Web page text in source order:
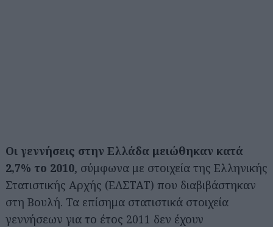
Οι γεννήσεις στην Ελλάδα μειώθηκαν κατά
2,7% το 2010, σύμφωνα με στοιχεία της Ελληνικής
Στατιστικής Αρχής (ΕΛΣΤΑΤ) που διαβιβάστηκαν
στη Βουλή. Τα επίσημα στατιστικά στοιχεία
γεννήσεων για το έτος 2011 δεν έχουν